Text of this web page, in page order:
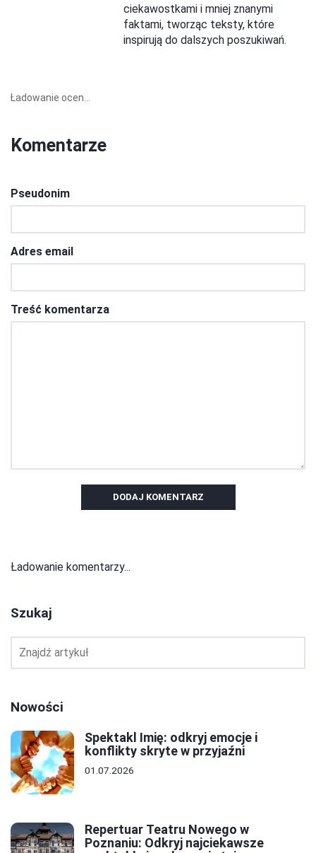
ciekawostkami i mniej znanymi
faktami, tworząc teksty, które
inspirują do dalszych poszukiwań.
Ładowanie ocen...
Komentarze
Pseudonim
Adres email
Treść komentarza
DODAJ KOMENTARZ
Ładowanie komentarzy...
Szukaj
Nowości
Spektakl Imię: odkryj emocje i
konflikty skryte w przyjaźni
01.07.2026
Repertuar Teatru Nowego w
Poznaniu: Odkryj najciekawsze